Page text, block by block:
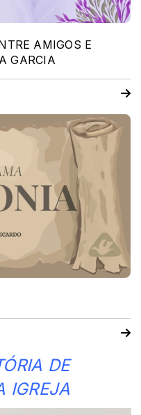
AMIGOS E
GARCIA
DE
IGREJA